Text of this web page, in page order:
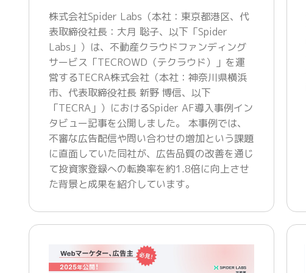
株式会社Spider Labs（本社：東京都港区、代
表取締役社⻑：⼤⽉ 聡⼦、以下「Spider
Labs」）は、不動産クラウドファンディング
サービス「TECROWD（テクラウド）」を運
営するTECRA株式会社（本社：神奈川県横浜
市、代表取締役社⻑ 新野 博信、以下
「TECRA」）におけるSpider AF導⼊事例イン
タビュー記事を公開しました。 本事例では、
不審な広告配信や問い合わせの増加という課題
に直⾯していた同社が、広告品質の改善を通じ
て投資家登録への転換率を約1.8倍に向上させ
た背景と成果を紹介しています。